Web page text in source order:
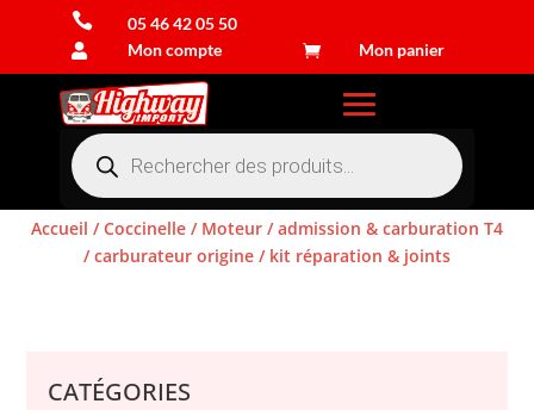
 05 46 42 05 50
 Mon compte  Mon panier
Recherche
de
produits
Accueil /Coccinelle / Moteur /admission & carburation T4
/carburateur origine / kit réparation & joints
CATÉGORIES